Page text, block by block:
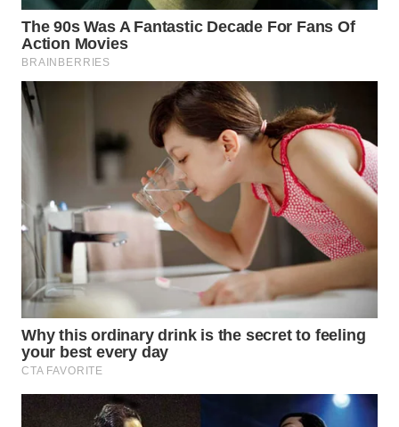
WN
LANGKAT
WN
TAPANULI
SELATAN
LESUNG
WN
KARO
WN
SIMALUNGUN
LABUHANBATU